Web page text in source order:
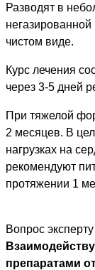
Разводят в
чистом виде.
Курс лечения
через 3-5 дней
При тяжелой
2 месяцев. В
нагрузках на
рекомендуют
протяжении 1
Вопрос эксперту
препаратами